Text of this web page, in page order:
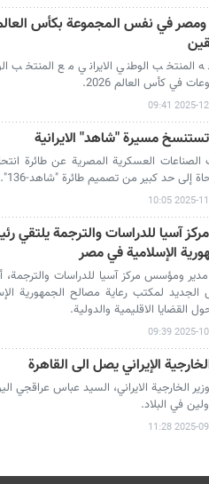
ومصر في نفس المجموعة بكأس
المنتخب الوطني الايراني مع
في كأس العالم 2026.
2025-12-06
مسيرة "شاهد" الايرانية
إلى حد كبير من تصميم طائرة "شاهد-136".
2025-11-29
آسيا للدراسات والترجمة
الإسلامية في مصر
مدير ومؤسس مركز آسيا للدراسات
الجديد لمكتب رعاية مصالح الجمهورية
القضايا الاقليمية والدولية.
2025-10-27
الإيراني يصل الى القاهرة
الخارجية الايراني، السيد عباس عراقجي
في البلاد.
2025-09-09